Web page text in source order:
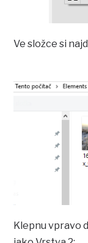
Ve složce si
Klepnu vpravo